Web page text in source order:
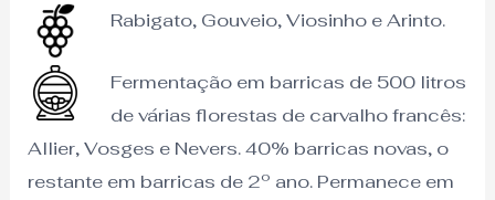
Rabigato, Gouveio, Viosinho e Arinto.
Fermentação em barricas de 500 litros
de várias florestas de carvalho francês:
Allier, Vosges e Nevers. 40% barricas novas, o
restante em barricas de 2º ano. Permanece em